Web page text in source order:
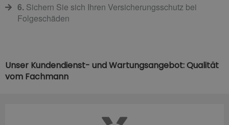
6.Sichern Sie sich Ihren Versicherungsschutz bei
Folgeschäden
Unser Kundendienst- und Wartungsangebot: Qualität
vom Fachmann